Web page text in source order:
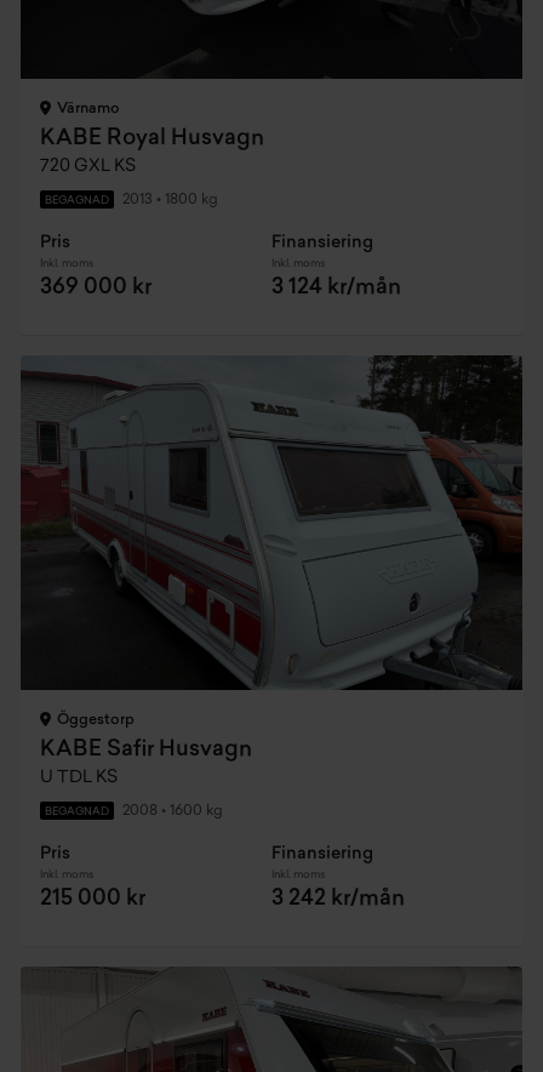
Värnamo
KABE Royal Husvagn
720 GXL KS
BEGAGNAD 2013 • 1800 kg
Pris
Inkl. moms
369 000 kr
Finansiering
Inkl. moms
3 124 kr/mån
Öggestorp
KABE Safir Husvagn
U TDL KS
BEGAGNAD 2008 • 1600 kg
Pris
Inkl. moms
215 000 kr
Finansiering
Inkl. moms
3 242 kr/mån